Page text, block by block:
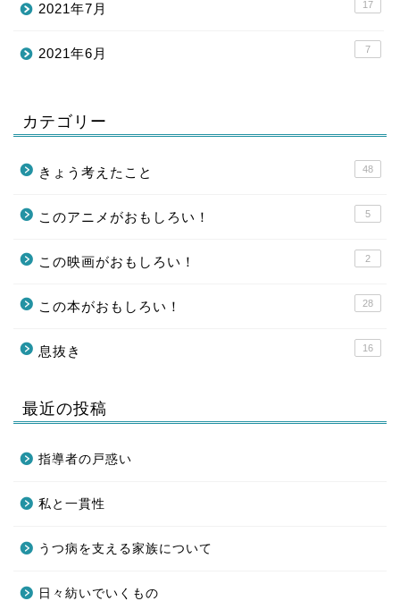
2021年7月 17
2021年6月 7
カテゴリー
きょう考えたこと 48
このアニメがおもしろい！ 5
この映画がおもしろい！ 2
この本がおもしろい！ 28
息抜き 16
最近の投稿
指導者の戸惑い
私と一貫性
うつ病を支える家族について
日々紡いでいくもの